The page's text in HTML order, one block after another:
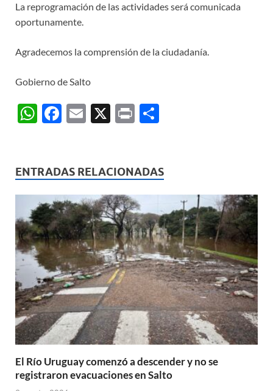
La reprogramación de las actividades será comunicada
oportunamente.
Agradecemos la comprensión de la ciudadanía.
Gobierno de Salto
W
s
A
p
p
F
b
o
o
k
E
X
P
p
ar
ti
r
ENTRADAS RELACIONADAS
El Río Uruguay comenzó a descender y no se
registraron evacuaciones en Salto